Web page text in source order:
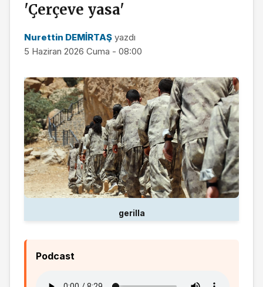
'Çerçeve yasa'
Nurettin DEMİRTAŞ yazdı
5 Haziran 2026 Cuma - 08:00
gerilla
Podcast